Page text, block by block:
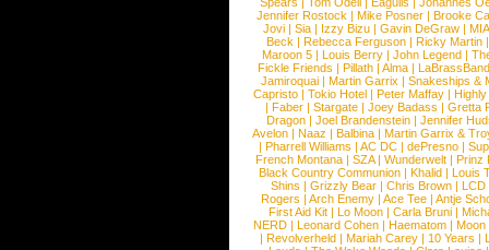
Jennifer Rostock | Mike Posner | Brooke
Jovi | Sia | Izzy Bizu | Gavin DeGraw | MIA
Beck |Rebecca Ferguson |Ricky Martin
Maroon 5 | Louis Berry | John Legend |
Fickle Friends |Pillath |Alma |
Jamiroquai |Martin Garrix |Snakeships &
Capristo |Tokio Hotel |Peter Maffay |
|Faber |Stargate |Joey Badass |Gretta
Dragon |Joel Brandenstein |Jennifer
Avelon |Naaz |Balbina |Martin Garrix &
|Pharrell Williams |AC DC |dePresno |
French Montana |SZA|Wunderwelt |Prinz
Black Country Communion | Khalid | Louis
Shins | Grizzly Bear | Chris Brown | LCD
Rogers | Arch Enemy | Ace Tee | Antje
First Aid Kit | Lo Moon | Carla Bruni |
NERD |Leonard Cohen |Haematom |Moon
|Revolverheld |Mariah Carey | 10 Years |